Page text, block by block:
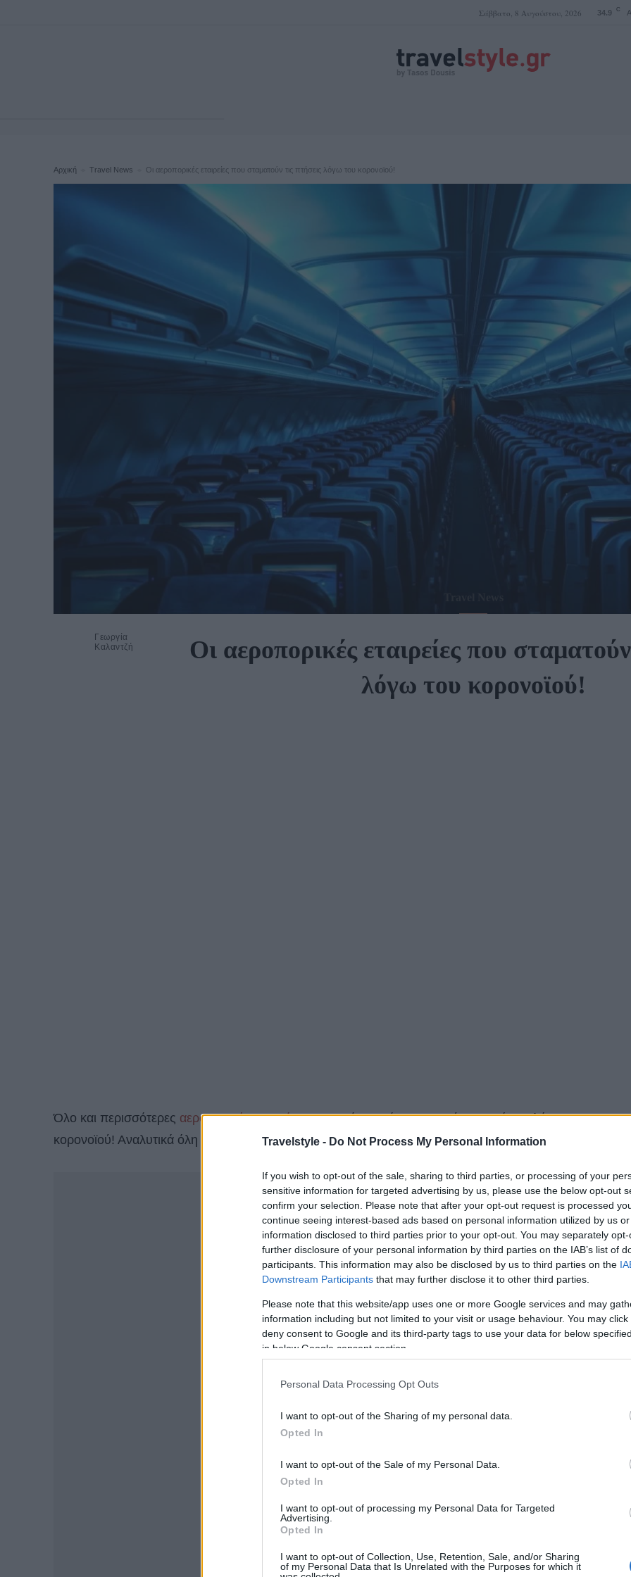
Travelstyle - Do Not Process My Personal Information
If you wish to opt-out of the sale, sharing to third parties, or processing of your
sensitive information for targeted advertising by us, please use the below opt-out
confirm your selection. Please note that after your opt-out request is processed
continue seeing interest-based ads based on personal information utilized by us
information disclosed to third parties prior to your opt-out. You may separately
further disclosure of your personal information by third parties on the IAB’s list of
participants. This information may also be disclosed by us to third parties on the
Downstream Participants that may further disclose it to other third parties.
Please note that this website/app uses one or more Google services and may
information including but not limited to your visit or usage behaviour. You may
deny consent to Google and its third-party tags to use your data for below
in below Google consent section.
Personal Data Processing Opt Outs
I want to opt-out of the Sharing of my personal data.
Opted In
I want to opt-out of the Sale of my Personal Data.
Opted In
I want to opt-out of processing my Personal Data for Targeted
Advertising.
Opted In
I want to opt-out of Collection, Use, Retention, Sale, and/or Sharing
of my Personal Data that Is Unrelated with the Purposes for which it
Σάββατο, 8 Αυγούστου, 2026 34.9 C
Αρχική Travel News Οι αεροπορικές εταιρείες που σταματούν τις πτήσεις λόγω του κορονοϊού!
Γεωργία
Καλαντζή
Οι αεροπορικές εταιρείες που
λόγω του κορονοϊού!
Όλο και περισσότερες αεροπορικές εταιρείεςανακοινώνουν ότι σταματούν τις πτήσεις λόγω του
κορονοϊού! Αναλυτικά όλη η λίστα!
- Advertisement -